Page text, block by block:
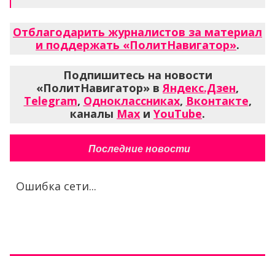
Отблагодарить журналистов за материал
и поддержать «ПолитНавигатор».
Подпишитесь на новости
«ПолитНавигатор» вЯндекс.Дзен,
Telegram, Одноклассниках, Вконтакте,
каналы Max и YouTube.
Последние новости
Ошибка сети...